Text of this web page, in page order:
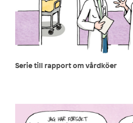
Serie till rapport om vårdköer